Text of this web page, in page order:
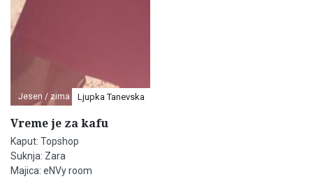
Jesen / zima Ljupka Tanevska
Vreme je za kafu
Kaput: Topshop
Suknja: Zara
Majica: eNVy room